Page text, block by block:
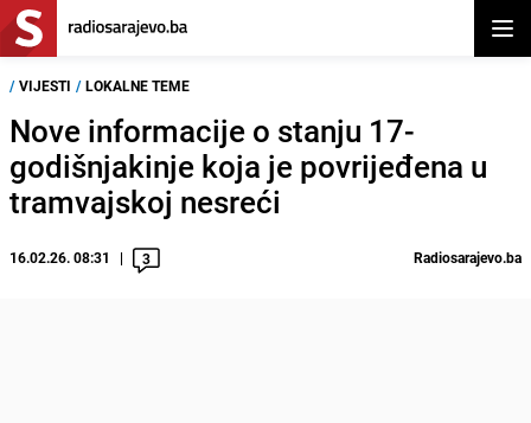
/ VIJESTI / LOKALNE TEME
Nove informacije o stanju 17-
godišnjakinje koja je povrijeđena u
tramvajskoj nesreći
16.02.26. 08:31 3 Radiosarajevo.ba